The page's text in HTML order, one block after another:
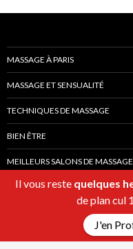
MASSAGE À PARIS
MASSAGE ET SENSUALITÉ
TECHNIQUES DE MASSAGE
BIEN ÊTRE
MEILLEURS SALONS DE MASSAGE
Fièrement propulsé par
Il vous reste quelques
de plan cul
J'en